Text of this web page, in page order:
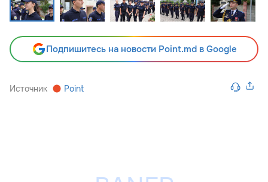
Подпишитесь на новости Point.md в Google
Источник Point